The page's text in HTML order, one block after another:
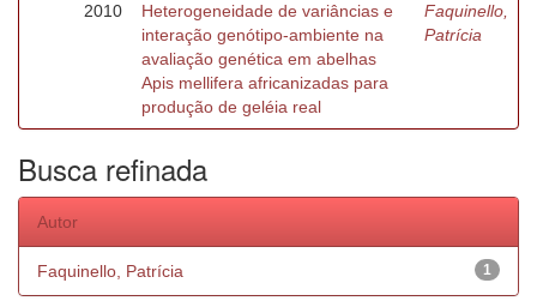
2010
Heterogeneidade de variâncias e
interação genótipo-ambiente na
avaliação genética em abelhas
Apis mellifera africanizadas para
produção de geléia real
Faquinello,
Patrícia
Busca refinada
Autor
1
Faquinello, Patrícia